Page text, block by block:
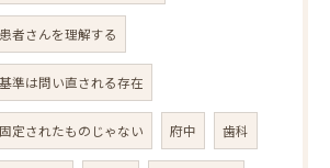
患者さんを理解する
基準は問い直される存在
固定されたものじゃない 府中 歯科